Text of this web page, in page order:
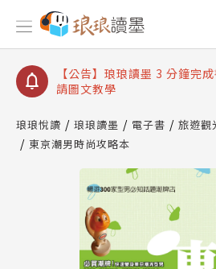
【公告】琅琅讀墨數位閱讀資
【公告】琅琅讀墨書櫃開通常
【公告】琅琅讀墨 3 分鐘完
請圖文教學
【公告】琅琅書店服務升級重
【公告】因 Readmoo 讀墨系
停部分閱讀服務
琅琅悅讀 琅琅讀墨 電子書 旅遊觀
東京潮男時尚攻略本